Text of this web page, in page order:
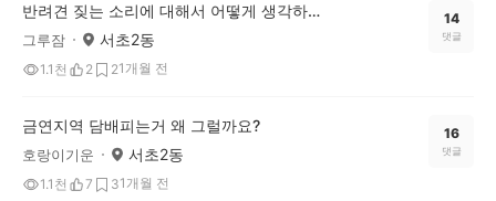
반려견 짖는 소리에 대해서 어떻게 생각하시나요?
그루잠 서초2동
1.1천 2 21개월 전
14
댓글
금연지역 담배피는거 왜 그럴까요?
호랑이기운 서초2동
1.1천 7 31개월 전
16
댓글